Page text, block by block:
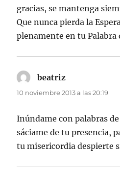
gracias, se mantenga
Que nunca pierda la
plenamente en tu Palabra
beatriz
10 noviembre 2013 a las 20:19
Inúndame con palabras
sáciame de tu presencia,
tu misericordia despierte